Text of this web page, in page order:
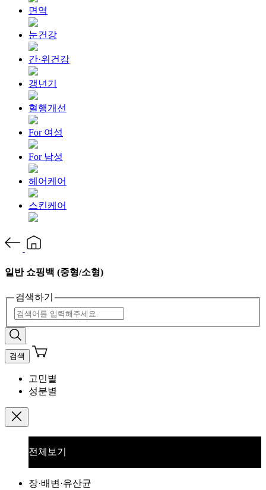
면역
눈건강
간·위건강
갱년기
혈행개선
For 여성
For 남성
헤어케어
스킨케어
일반 쇼핑백 (중형/소형)
검색하기
검색
고민별
성분별
전체보기
장·배변·유산균